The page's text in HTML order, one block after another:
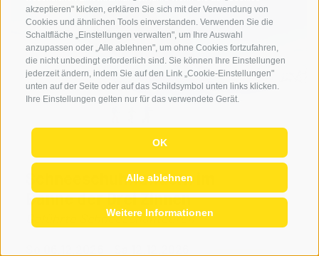
akzeptieren" klicken, erklären Sie sich mit der Verwendung von
Cookies und ähnlichen Tools einverstanden. Verwenden Sie die
Schaltfläche „Einstellungen verwalten", um Ihre Auswahl
anzupassen oder „Alle ablehnen", um ohne Cookies fortzufahren,
die nicht unbedingt erforderlich sind. Sie können Ihre Einstellungen
jederzeit ändern, indem Sie auf den Link „Cookie-Einstellungen"
unten auf der Seite oder auf das Schildsymbol unten links klicken.
Ihre Einstellungen gelten nur für das verwendete Gerät.
OK
Alle ablehnen
Weitere Informationen
Schneeschuhwandern im
Banne der Drei Zinnen
Geführte Schneeschuhtouren